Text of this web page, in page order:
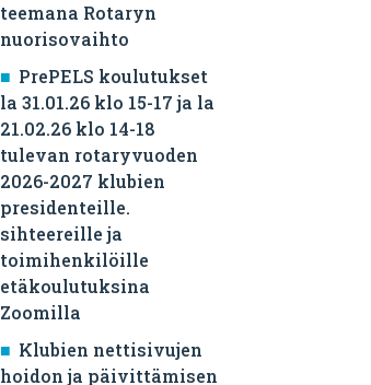
teemana Rotaryn
nuorisovaihto
PrePELS koulutukset
la 31.01.26 klo 15-17 ja la
21.02.26 klo 14-18
tulevan rotaryvuoden
2026-2027 klubien
presidenteille.
sihteereille ja
toimihenkilöille
etäkoulutuksina
Zoomilla
Klubien nettisivujen
hoidon ja päivittämisen